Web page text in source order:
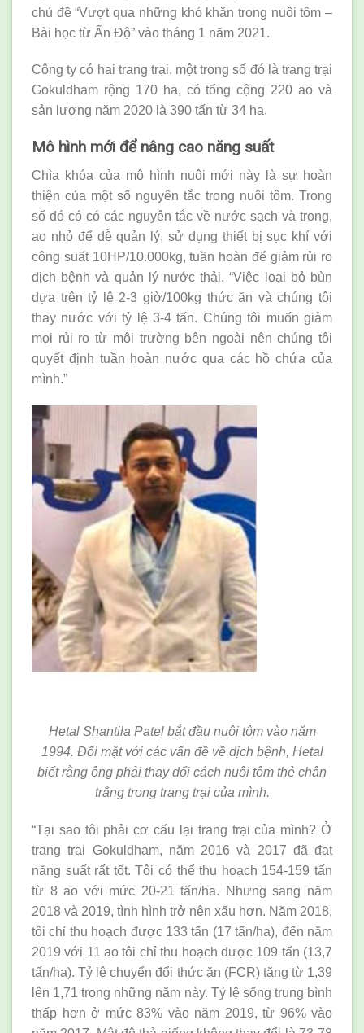
chủ đề “Vượt qua những khó khăn trong nuôi tôm –
Bài học từ Ấn Độ” vào tháng 1 năm 2021.
Công ty có hai trang trại, một trong số đó là trang trại
Gokuldham rộng 170 ha, có tổng cộng 220 ao và
sản lượng năm 2020 là 390 tấn từ 34 ha.
Mô hình mới để nâng cao năng suất
Chìa khóa của mô hình nuôi mới này là sự hoàn
thiện của một số nguyên tắc trong nuôi tôm. Trong
số đó có có các nguyên tắc về nước sạch và trong,
ao nhỏ để dễ quản lý, sử dụng thiết bị sục khí với
công suất 10HP/10.000kg, tuần hoàn để giảm rủi ro
dịch bệnh và quản lý nước thải. “Việc loại bỏ bùn
dựa trên tỷ lệ 2-3 giờ/100kg thức ăn và chúng tôi
thay nước với tỷ lệ 3-4 tấn. Chúng tôi muốn giảm
mọi rủi ro từ môi trường bên ngoài nên chúng tôi
quyết định tuần hoàn nước qua các hồ chứa của
mình.”
Hetal Shantila Patel bắt đầu nuôi tôm vào năm
1994. Đối mặt với các vấn đề về dịch bệnh, Hetal
biết rằng ông phải thay đổi cách nuôi tôm thẻ chân
trắng trong trang trại của mình.
“Tại sao tôi phải cơ cấu lại trang trại của mình? Ở
trang trại Gokuldham, năm 2016 và 2017 đã đạt
năng suất rất tốt. Tôi có thể thu hoạch 154-159 tấn
từ 8 ao với mức 20-21 tấn/ha. Nhưng sang năm
2018 và 2019, tình hình trở nên xấu hơn. Năm 2018,
tôi chỉ thu hoạch được 133 tấn (17 tấn/ha), đến năm
2019 với 11 ao tôi chỉ thu hoạch được 109 tấn (13,7
tấn/ha). Tỷ lệ chuyển đổi thức ăn (FCR) tăng từ 1,39
lên 1,71 trong những năm này. Tỷ lệ sống trung bình
thấp hơn ở mức 83% vào năm 2019, từ 96% vào